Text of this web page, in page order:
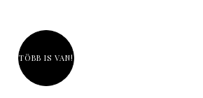
TÖBB IS VAN!